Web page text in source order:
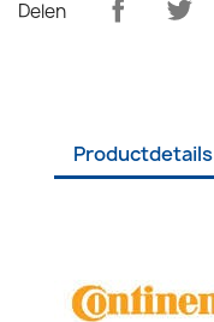
Delen
Productdetails